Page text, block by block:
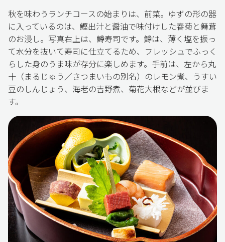
秋を味わうランチコースの始まりは、前菜。ゆずの形の器
に入っているのは、鰹出汁と醤油で味付けした春菊と舞茸
のお浸し。写真右上は、鱒寿司です。鱒は、薄く塩を振っ
て水分を抜いて寿司に仕立てるため、フレッシュでふっく
らした身のうま味が存分に楽しめます。手前は、左から丸
十（まるじゅう／さつまいもの別名）のレモン煮、うすい
豆のしんじょう、海老の吉野煮、菊花大根などが並びま
す。